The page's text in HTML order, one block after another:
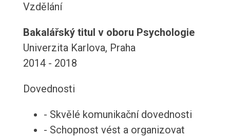
Vzdělání
Bakalářský titul v oboru Psychologie
Univerzita Karlova, Praha
2014 - 2018
Dovednosti
- Skvělé komunikační dovednosti
- Schopnost vést a organizovat